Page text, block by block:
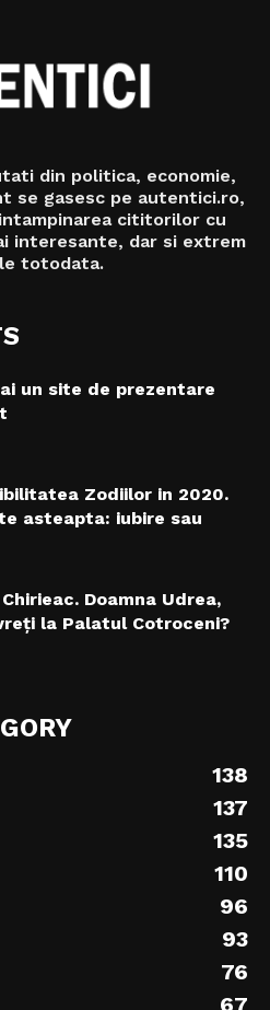
din politica, economie,
se gasesc pe autentici.ro,
cititorilor cu
interesante, dar si extrem
totodata.
un site de prezentare
Zodiilor in 2020.
asteapta: iubire sau
Doamna Udrea,
la Palatul Cotroceni?
138
137
135
110
96
93
76
67